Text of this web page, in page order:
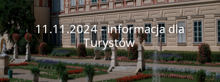
11.11.2024 - informacja dla
Turystów